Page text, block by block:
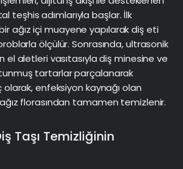
teşhis adımlarıyla başlar. İlk
ağız içi muayene yapılarak diş eti
ölçülür. Sonrasında, ultrasonik
el aletleri vasıtasıyla diş minesine ve
tartarlar parçalanarak
olarak, enfeksiyon kaynağı olan
florasından tamamen temizlenir.
Taşı Temizliğinin